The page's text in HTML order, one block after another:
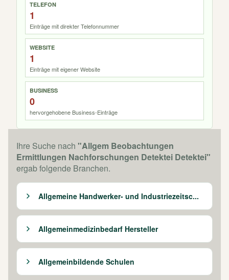
TELEFON
1
Einträge mit direkter Telefonnummer
WEBSITE
1
Einträge mit eigener Website
BUSINESS
0
hervorgehobene Business-Einträge
Ihre Suche nach "Allgem Beobachtungen
Ermittlungen Nachforschungen Detektei Detektei"
ergab folgende Branchen.
Allgemeine Handwerker- und Industriezeitsc...
Allgemeinmedizinbedarf Hersteller
Allgemeinbildende Schulen